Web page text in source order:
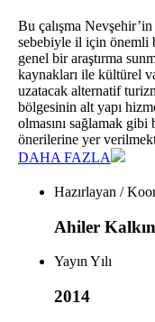
Bu çalışma
sebebiyle il için önemli
genel bir araştırma
kaynakları ile kültürel
uzatacak alternatif
bölgesinin alt yapı
olmasını sağlamak
önerilerine yer
DAHA FAZLA
Hazırlayan /
Ahiler
Yayın Yılı
2014